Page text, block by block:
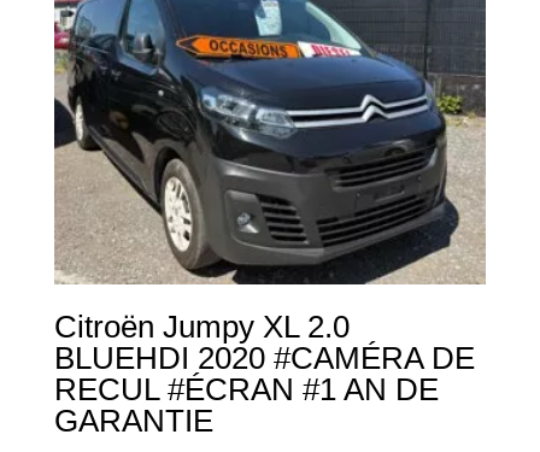
Citroën Jumpy XL 2.0
BLUEHDI 2020 #CAMÉRA DE
RECUL #ÉCRAN #1 AN DE
GARANTIE